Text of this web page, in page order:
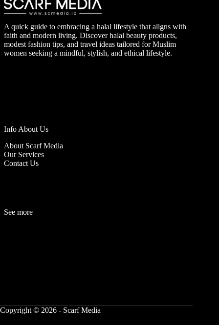
A quick guide to embracing a halal lifestyle that aligns with
faith and modern living. Discover halal beauty products,
modest fashion tips, and travel ideas tailored for Muslim
women seeking a mindful, stylish, and ethical lifestyle.
Info About Us
About Scarf Media
Our Services
Contact Us
See more
Copyright © 2026 - Scarf Media